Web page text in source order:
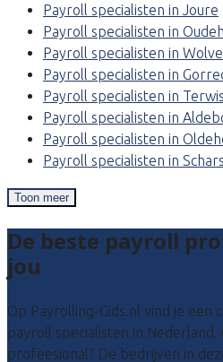
Payroll specialisten in Joure
Payroll specialisten in
Payroll specialisten in
Payroll specialisten in
Payroll specialisten in
Payroll specialisten in
Payroll specialisten in
Payroll specialisten in
Toon meer
De beste payroll
jou
Op Payrolling-Gids.nl vind je een
payroll specialisten in Nederland.
profeesional? De bedrijven in